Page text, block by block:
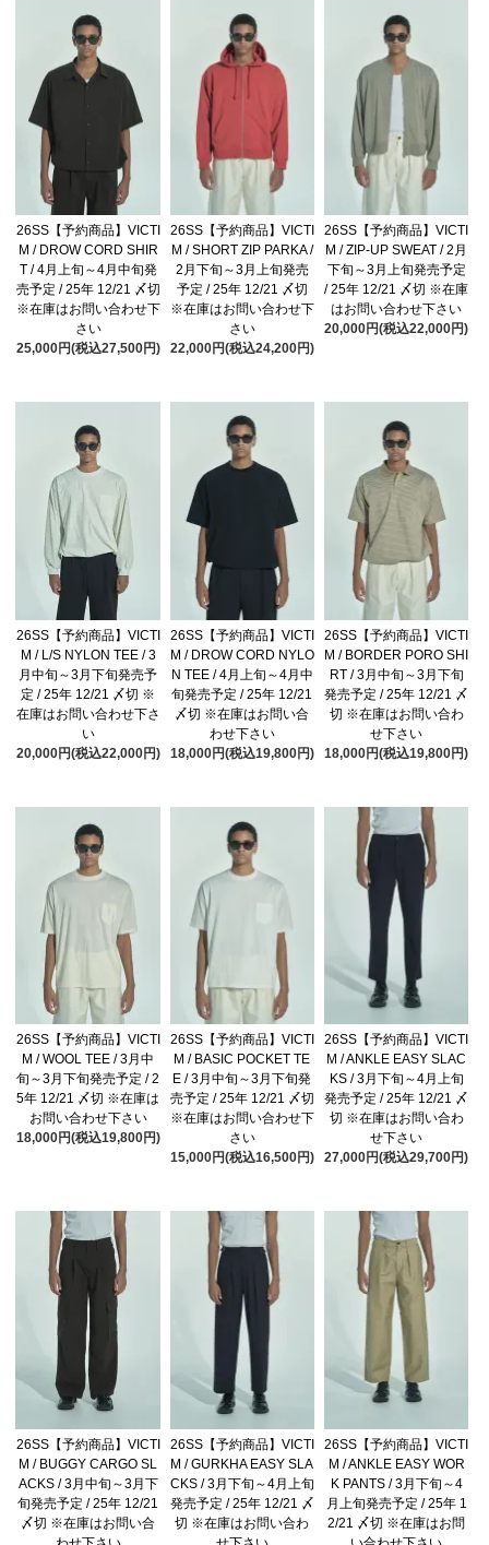
26SS【予約商品】VICTI
M / DROW CORD SHIR
T / 4月上旬～4月中旬発
売予定 / 25年 12/21 〆切
※在庫はお問い合わせ下
さい
25,000円(税込27,500円)
26SS【予約商品】VICTI
M / SHORT ZIP PARKA /
2月下旬～3月上旬発売
予定 / 25年 12/21 〆切
※在庫はお問い合わせ下
さい
22,000円(税込24,200円)
26SS【予約商品】VICTI
M / ZIP-UP SWEAT / 2月
下旬～3月上旬発売予定
/ 25年 12/21 〆切 ※在庫
はお問い合わせ下さい
20,000円(税込22,000円)
26SS【予約商品】VICTI
M / L/S NYLON TEE / 3
月中旬～3月下旬発売予
定 / 25年 12/21 〆切 ※
在庫はお問い合わせ下さ
い
20,000円(税込22,000円)
26SS【予約商品】VICTI
M / DROW CORD NYLO
N TEE / 4月上旬～4月中
旬発売予定 / 25年 12/21
〆切 ※在庫はお問い合
わせ下さい
18,000円(税込19,800円)
26SS【予約商品】VICTI
M / BORDER PORO SHI
RT / 3月中旬～3月下旬
発売予定 / 25年 12/21 〆
切 ※在庫はお問い合わ
せ下さい
18,000円(税込19,800円)
26SS【予約商品】VICTI
M / WOOL TEE / 3月中
旬～3月下旬発売予定 / 2
5年 12/21 〆切 ※在庫は
お問い合わせ下さい
18,000円(税込19,800円)
26SS【予約商品】VICTI
M / BASIC POCKET TE
E / 3月中旬～3月下旬発
売予定 / 25年 12/21 〆切
※在庫はお問い合わせ下
さい
15,000円(税込16,500円)
26SS【予約商品】VICTI
M / ANKLE EASY SLAC
KS / 3月下旬～4月上旬
発売予定 / 25年 12/21 〆
切 ※在庫はお問い合わ
せ下さい
27,000円(税込29,700円)
26SS【予約商品】VICTI
M / BUGGY CARGO SL
ACKS / 3月中旬～3月下
旬発売予定 / 25年 12/21
〆切 ※在庫はお問い合
26SS【予約商品】VICTI
M / GURKHA EASY SLA
CKS / 3月下旬～4月上旬
発売予定 / 25年 12/21 〆
切 ※在庫はお問い合わ
26SS【予約商品】VICTI
M / ANKLE EASY WOR
K PANTS / 3月下旬～4
月上旬発売予定 / 25年 1
2/21 〆切 ※在庫はお問